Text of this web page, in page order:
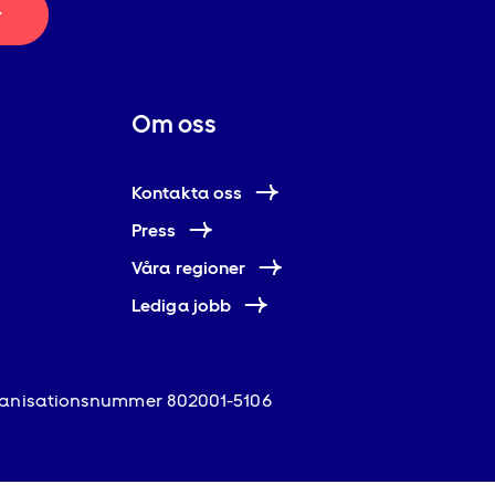
Om oss
Kontakta oss
Press
Våra regioner
Lediga jobb
802001-5106